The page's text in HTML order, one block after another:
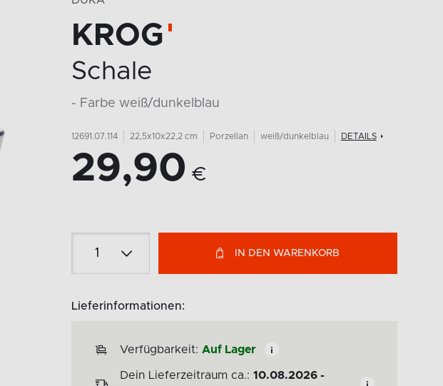
KROG
Schale
- Farbe weiß/dunkelblau
12691.07.114 22,5x10x22,2 cm Porzellan weiß/dunkelblau DETAILS
29,90 €
IN DEN WARENKORB
Lieferinformationen:
Verfügbarkeit: Auf Lager
Dein Lieferzeitraum ca.: 10.08.2026 -